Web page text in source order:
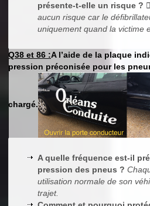
présente-t-elle un risque ?
aucun risque car le
uniquement quand la victime
Q38 et 86 :A l’aide de la plaque
pression préconisée pour les
chargé.
A quelle fréquence est-il
pression des pneus ?
utilisation normale de son
trajet.